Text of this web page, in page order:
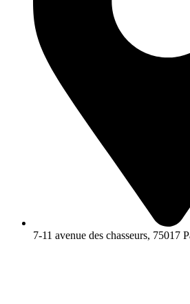
7-11 avenue des chasseurs, 75017